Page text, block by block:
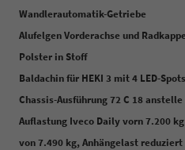
Wandlerautomatik-Getriebe
Alufelgen Vorderachse und
Polster in Stoff
Baldachin für HEKI 3 mit 4 LED-
Chassis-Ausführung 72 C 18 anstelle
Auflastung Iveco Daily vorn 7.200
von 7.490 kg, Anhängelast